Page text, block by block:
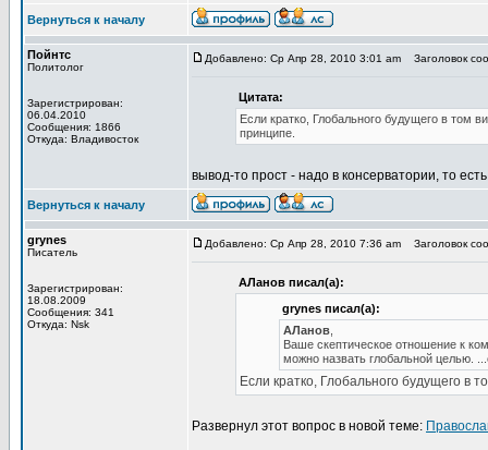
Вернуться к началу
Пойнтс
Политолог
Зарегистрирован:
06.04.2010
Сообщения: 1866
Откуда: Владивосток
Добавлено: Ср Апр 28, 2010 3:01 am Заголовок
Цитата:
Если кратко, Глобального будущего в том
принципе.
вывод-то прост - надо в консерватории, то
Вернуться к началу
grynes
Писатель
Зарегистрирован:
18.08.2009
Сообщения: 341
Откуда: Nsk
Добавлено: Ср Апр 28, 2010 7:36 am Заголовок
АЛанов писал(а):
grynes писал(а):
АЛанов
Ваше скептическое отношение к
можно назвать глобальной целью.
Если кратко, Глобального будущего в
Развернул этот вопрос в новой теме: